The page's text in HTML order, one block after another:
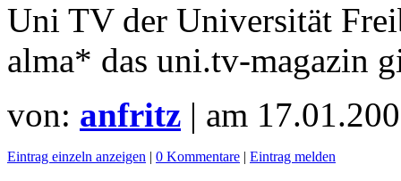
Uni TV der Universität
alma* das uni.tv-magazin
von: anfritz | am
Eintrag einzeln anzeigen | 0 Kommentare | Eintrag melden